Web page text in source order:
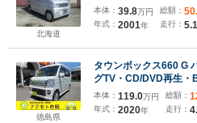
北海道
本体： 39.8万円
年式： 2001年
総額：
走行： 5.1
徳島県
タウンボックス660 G
グTV・CD/DVD再生
レコ・追突軽減ブレー
ヒーター・ソナー・ス
本体： 119.0万円
年式： 2020年
総額：
走行：